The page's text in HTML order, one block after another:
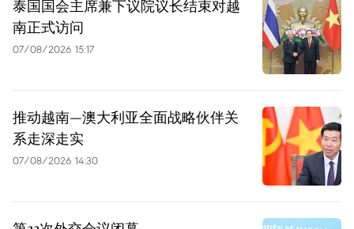
泰国国会主席兼下议院议长结束对越
南正式访问
07/08/2026 15:17
推动越南—澳大利亚全面战略伙伴关
系走深走实
07/08/2026 14:30